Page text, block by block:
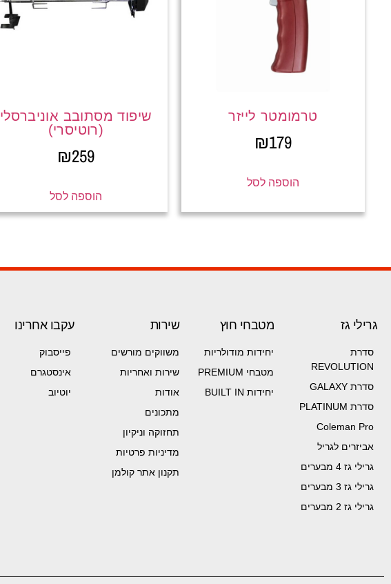
טרמומטר לייזר
₪179
הוספה לסל
שיפוד מסתובב אוניברסלי
(רוטיסרי)
₪259
הוספה לסל
גרילי גז
סדרת
REVOLUTION
סדרת GALAXY
סדרת PLATINUM
Coleman Pro
אביזרים לגריל
גרילי גז 4 מבערים
גרילי גז 3 מבערים
גרילי גז 2 מבערים
מטבחי חוץ
יחידות מודולריות
מטבחי PREMIUM
יחידות BUILT IN
שירות
משווקים מורשים
שירות ואחריות
אודות
מתכונים
תחזוקה וניקיון
מדיניות פרטיות
תקנון אתר קולמן
עקבו אחרינו
פייסבוק
אינסטגרם
יוטיוב